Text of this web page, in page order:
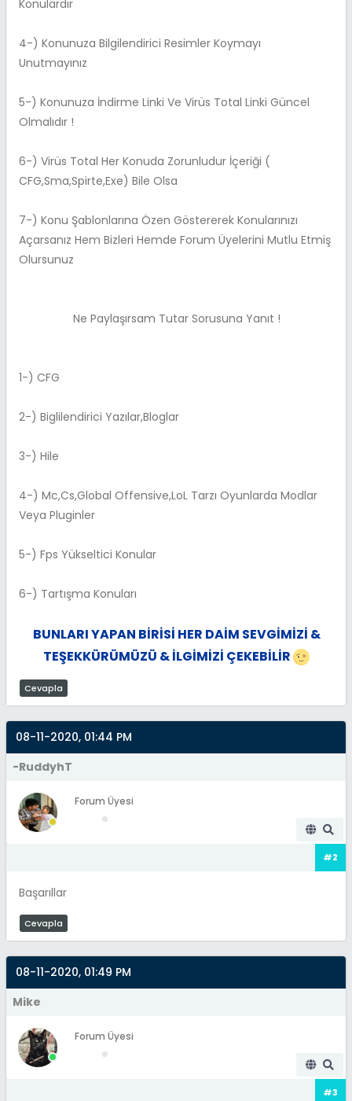
Konulardır
4-) Konunuza Bilgilendirici Resimler Koymayı
Unutmayınız
5-) Konunuza İndirme Linki Ve Virüs Total Linki Güncel
Olmalıdır !
6-) Virüs Total Her Konuda Zorunludur İçeriği (
CFG,Sma,Spirte,Exe) Bile Olsa
7-) Konu Şablonlarına Özen Göstererek Konularınızı
Açarsanız Hem Bizleri Hemde Forum Üyelerini Mutlu Etmiş
Olursunuz
Ne Paylaşırsam Tutar Sorusuna Yanıt !
1-) CFG
2-) Biglilendirici Yazılar,Bloglar
3-) Hile
4-) Mc,Cs,Global Offensive,LoL Tarzı Oyunlarda Modlar
Veya Pluginler
5-) Fps Yükseltici Konular
6-) Tartışma Konuları
BUNLARI YAPAN BİRİSİ HER DAİM SEVGİMİZİ &
TEŞEKKÜRÜMÜZÜ & İLGİMİZİ ÇEKEBİLİR
Cevapla
08-11-2020, 01:44 PM
-RuddyhT
Forum Üyesi
#2
Başarıllar
Cevapla
08-11-2020, 01:49 PM
Mike
Forum Üyesi
#3